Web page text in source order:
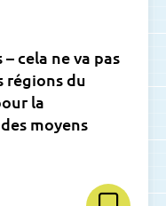
cela ne va pas
régions du
la
moyens